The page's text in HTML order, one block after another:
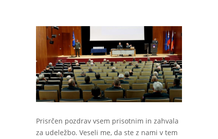
Prisrčen pozdrav vsem prisotnim in zahvala
za udeležbo. Veseli me, da ste z nami v tem